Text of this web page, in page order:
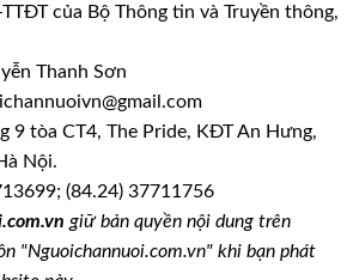
của Bộ Thông tin và Truyền thông,
Thanh Sơn
9 tòa CT4, The Pride, KĐT An Hưng,
Nội.
(84.24) 37711756
giữ bản quyền nội dung trên
"Nguoichannuoi.com.vn" khi bạn phát